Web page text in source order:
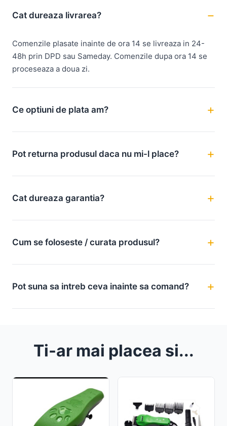
Cat dureaza livrarea?
Comenzile plasate inainte de ora 14 se livreaza in 24-
48h prin DPD sau Sameday. Comenzile dupa ora 14 se
proceseaza a doua zi.
Ce optiuni de plata am?
Pot returna produsul daca nu mi-l place?
Cat dureaza garantia?
Cum se foloseste / curata produsul?
Pot suna sa intreb ceva inainte sa comand?
Ti-ar mai placea si...